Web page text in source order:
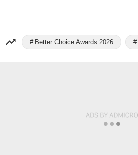
Better Choice Awards 2026